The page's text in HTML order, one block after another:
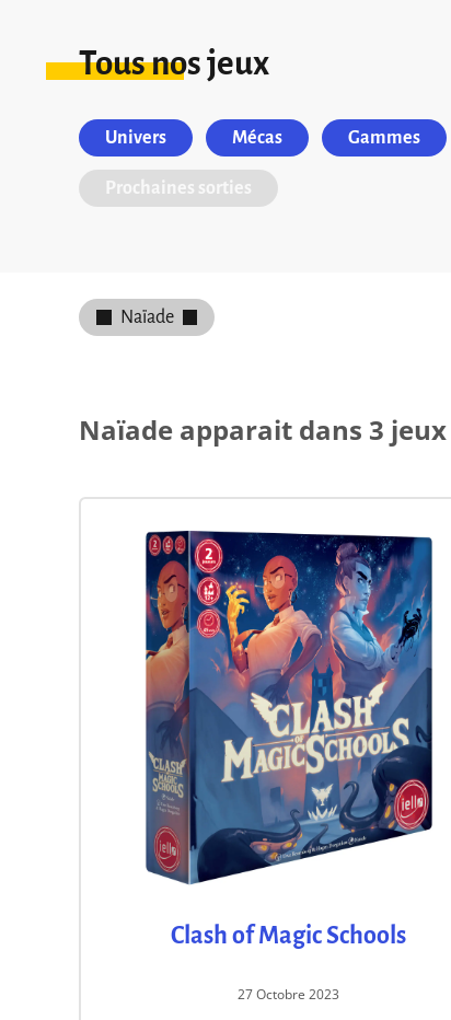
Tous nos jeux
Univers Mécas Gammes
Prochaines sorties
Naïade
Naïade apparait dans 3 jeux
Clash of Magic Schools
27 Octobre 2023